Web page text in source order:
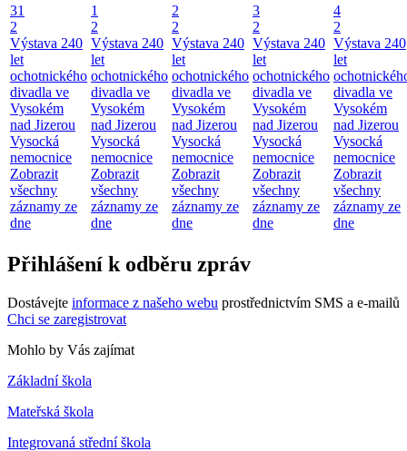
31
2
Výstava 240
let
ochotnického
divadla ve
Vysokém
nad Jizerou
Vysocká
nemocnice
Zobrazit
všechny
záznamy ze
dne
1
2
Výstava 240
let
ochotnického
divadla ve
Vysokém
nad Jizerou
Vysocká
nemocnice
Zobrazit
všechny
záznamy ze
dne
2
2
Výstava 240
let
ochotnického
divadla ve
Vysokém
nad Jizerou
Vysocká
nemocnice
Zobrazit
všechny
záznamy ze
dne
3
2
Výstava 240
let
ochotnického
divadla ve
Vysokém
nad Jizerou
Vysocká
nemocnice
Zobrazit
všechny
záznamy ze
dne
4
2
Výstava 240
let
divadla ve
Vysokém
nad Jizerou
Vysocká
nemocnice
Zobrazit
všechny
záznamy ze
dne
Přihlášení k odběru zpráv
Dostávejte informace z našeho webu prostřednictvím SMS a e-mailů
Chci se zaregistrovat
Mohlo by Vás zajímat
Základní škola
Mateřská škola
Integrovaná střední škola